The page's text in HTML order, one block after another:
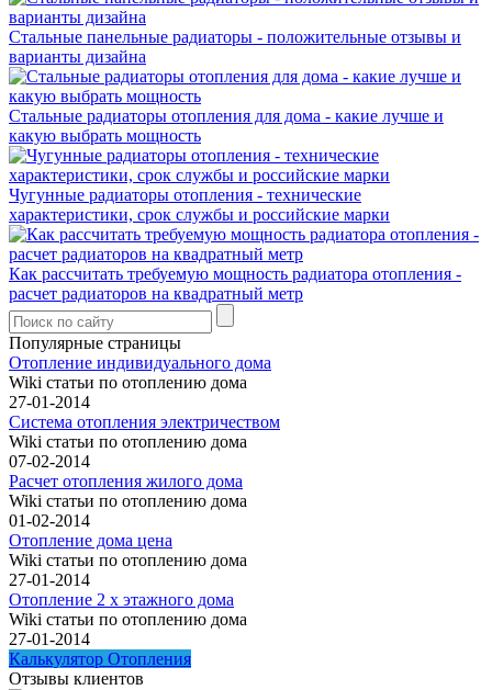
Стальные панельные радиаторы - положительные отзывы и
варианты дизайна
Стальные радиаторы отопления для дома - какие лучше и
какую выбрать мощность
Чугунные радиаторы отопления - технические
характеристики, срок службы и российские марки
Как рассчитать требуемую мощность радиатора отопления -
расчет радиаторов на квадратный метр
Популярные страницы
Отопление индивидуального дома
Wiki статьи по отоплению дома
27-01-2014
Система отопления электричеством
Wiki статьи по отоплению дома
07-02-2014
Расчет отопления жилого дома
Wiki статьи по отоплению дома
01-02-2014
Отопление дома цена
Wiki статьи по отоплению дома
27-01-2014
Отопление 2 х этажного дома
Wiki статьи по отоплению дома
27-01-2014
Калькулятор Отопления
Отзывы клиентов